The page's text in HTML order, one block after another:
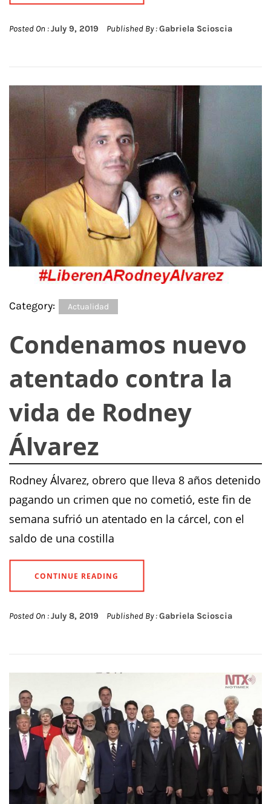
Posted On :July 9, 2019 Published By :Gabriela Scioscia
Category: Actualidad
Condenamos nuevo
atentado contra la
vida de Rodney
Álvarez
Rodney Álvarez, obrero que lleva 8 años detenido
pagando un crimen que no cometió, este fin de
semana sufrió un atentado en la cárcel, con el
saldo de una costilla
CONTINUE READING
Posted On :July 8, 2019 Published By :Gabriela Scioscia